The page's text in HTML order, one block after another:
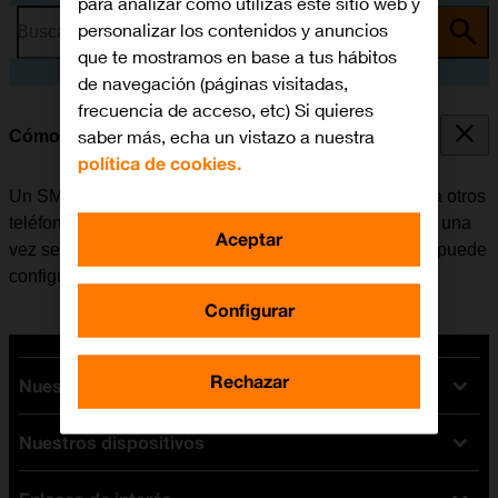
Busca por problema o tema
Cómo configurar el móvil para SMS
Un SMS es un mensaje de texto que se puede enviar a otros
teléfonos móviles. El móvil puede enviar y recibir SMS una
vez se ha insertado la tarjeta SIM. Si no es el caso, se puede
configurar el móvil para SMS de forma manual.
Nuestras tarifas
Tarifas Orange
Tarifas fibra y móvil
Nuestros dispositivos
personalizar los contenidos y anuncios
que te mostramos en base a tus hábitos
de navegación (páginas visitadas,
frecuencia de acceso, etc) Si quieres
saber más, echa un vistazo a nuestra
política de cookies.
Configurar
Rechazar
Aceptar